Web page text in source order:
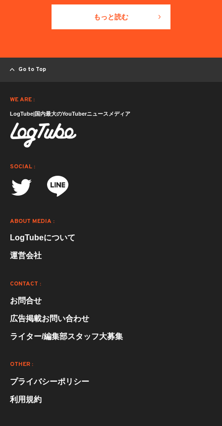
もっと読む
Go to Top
WE ARE :
LogTube|国内最大のYouTuberニュースメディア
SOCIAL :
ABOUT MEDIA :
LogTubeについて
運営会社
CONTACT :
お問合せ
広告掲載お問い合わせ
ライター/編集部スタッフ大募集
OTHER :
プライバシーポリシー
利用規約